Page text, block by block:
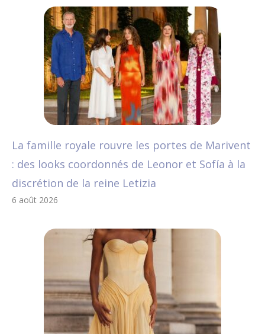
La famille royale rouvre les portes de Marivent
: des looks coordonnés de Leonor et Sofía à la
discrétion de la reine Letizia
6 août 2026